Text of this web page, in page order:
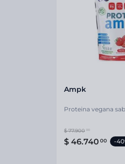
Cuidado de adulto
Ampk
Proteina vegana
$ 77.900 00
$ 46.740 00 -